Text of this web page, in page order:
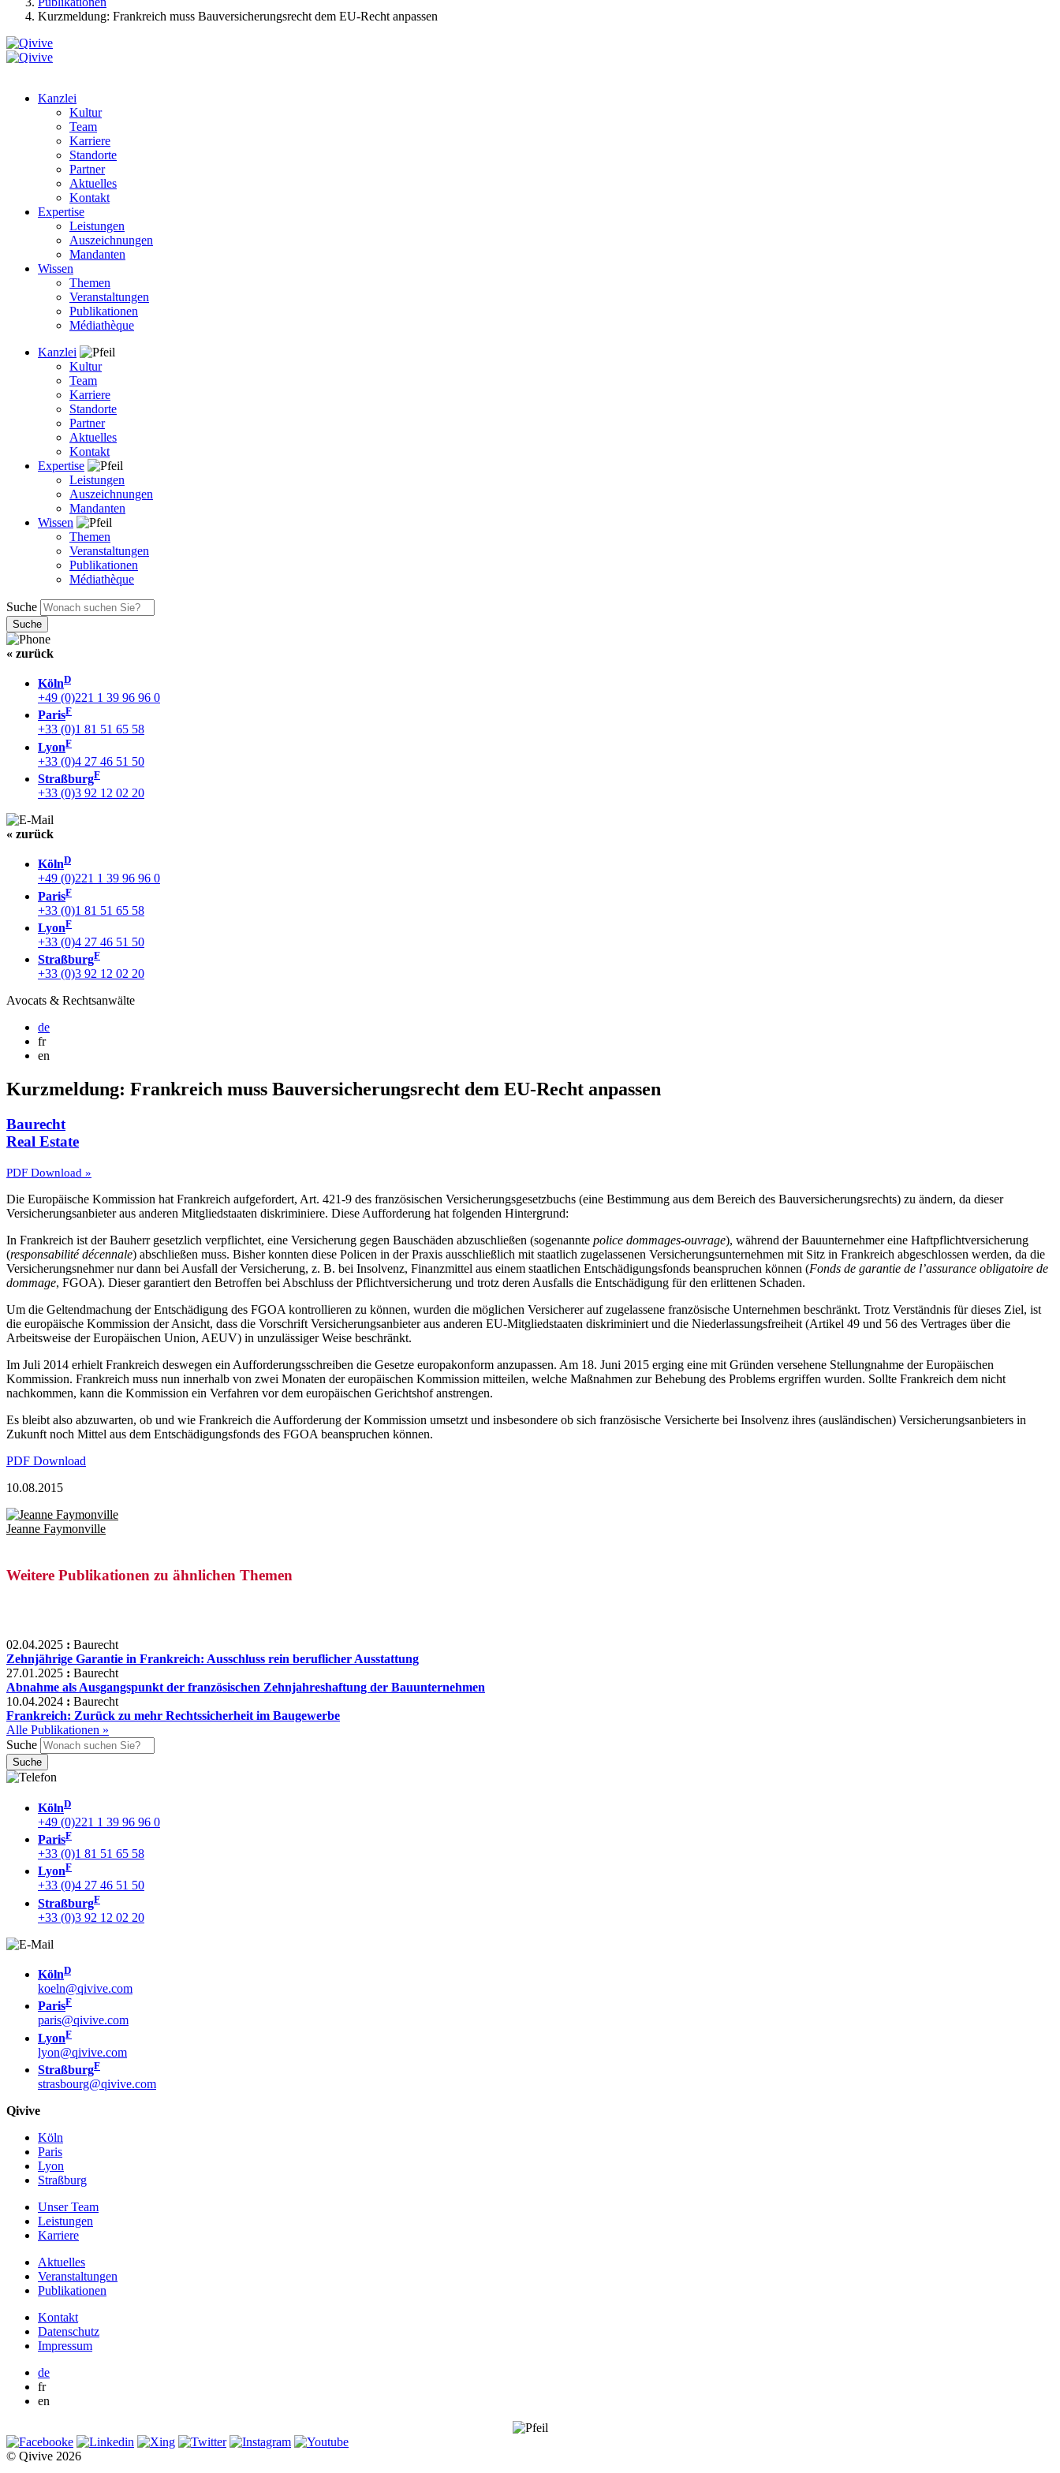
Kurzmeldung: Frankreich muss Bauversicherungsrecht dem EU-Recht anpassen
Kanzlei
Kultur
Team
Karriere
Standorte
Partner
Aktuelles
Kontakt
Expertise
Leistungen
Auszeichnungen
Mandanten
Wissen
Themen
Veranstaltungen
Publikationen
Médiathèque
Kanzlei
Kultur
Team
Karriere
Standorte
Partner
Aktuelles
Kontakt
Expertise
Leistungen
Auszeichnungen
Mandanten
Wissen
Themen
Veranstaltungen
Publikationen
Médiathèque
Suche
« zurück
KölnD
+49 (0)221 1 39 96 96 0
ParisF
+33 (0)1 81 51 65 58
LyonF
+33 (0)4 27 46 51 50
StraßburgF
+33 (0)3 92 12 02 20
« zurück
KölnD
+49 (0)221 1 39 96 96 0
ParisF
+33 (0)1 81 51 65 58
LyonF
+33 (0)4 27 46 51 50
StraßburgF
+33 (0)3 92 12 02 20
Avocats & Rechtsanwälte
de
fr
en
Kurzmeldung: Frankreich muss Bauversicherungsrecht dem EU-Recht anpassen
Baurecht
Real Estate
PDF Download »
Die Europäische Kommission hat Frankreich aufgefordert, Art. 421-9 des französischen Versicherungsgesetzbuchs (eine Bestimmung aus dem Bereich des Bauversicherungsrechts) zu ändern, da dieser
Versicherungsanbieter aus anderen Mitgliedstaaten diskriminiere. Diese Aufforderung hat folgenden Hintergrund:
In Frankreich ist der Bauherr gesetzlich verpflichtet, eine Versicherung gegen Bauschäden abzuschließen (sogenannte police dommages-ouvrage), während der Bauunternehmer eine Haftpflichtversicherung
(responsabilité décennale) abschließen muss. Bisher konnten diese Policen in der Praxis ausschließlich mit staatlich zugelassenen Versicherungsunternehmen mit Sitz in Frankreich abgeschlossen werden, da die
Versicherungsnehmer nur dann bei Ausfall der Versicherung, z. B. bei Insolvenz, Finanzmittel aus einem staatlichen Entschädigungsfonds beanspruchen können (Fonds de garantie de l’assurance obligatoire de
dommage, FGOA). Dieser garantiert den Betroffen bei Abschluss der Pflichtversicherung und trotz deren Ausfalls die Entschädigung für den erlittenen Schaden.
Um die Geltendmachung der Entschädigung des FGOA kontrollieren zu können, wurden die möglichen Versicherer auf zugelassene französische Unternehmen beschränkt. Trotz Verständnis für dieses Ziel, ist
die europäische Kommission der Ansicht, dass die Vorschrift Versicherungsanbieter aus anderen EU-Mitgliedstaaten diskriminiert und die Niederlassungsfreiheit (Artikel 49 und 56 des Vertrages über die
Arbeitsweise der Europäischen Union, AEUV) in unzulässiger Weise beschränkt.
Im Juli 2014 erhielt Frankreich deswegen ein Aufforderungsschreiben die Gesetze europakonform anzupassen. Am 18. Juni 2015 erging eine mit Gründen versehene Stellungnahme der Europäischen
Kommission. Frankreich muss nun innerhalb von zwei Monaten der europäischen Kommission mitteilen, welche Maßnahmen zur Behebung des Problems ergriffen wurden. Sollte Frankreich dem nicht
nachkommen, kann die Kommission ein Verfahren vor dem europäischen Gerichtshof anstrengen.
Es bleibt also abzuwarten, ob und wie Frankreich die Aufforderung der Kommission umsetzt und insbesondere ob sich französische Versicherte bei Insolvenz ihres (ausländischen) Versicherungsanbieters in
Zukunft noch Mittel aus dem Entschädigungsfonds des FGOA beanspruchen können.
PDF Download
10.08.2015
Jeanne Faymonville
Weitere Publikationen zu ähnlichen Themen
02.04.2025 : Baurecht
Zehnjährige Garantie in Frankreich: Ausschluss rein beruflicher Ausstattung
27.01.2025 : Baurecht
Abnahme als Ausgangspunkt der französischen Zehnjahreshaftung der Bauunternehmen
10.04.2024 : Baurecht
Frankreich: Zurück zu mehr Rechtssicherheit im Baugewerbe
Alle Publikationen »
Suche
KölnD
+49 (0)221 1 39 96 96 0
ParisF
+33 (0)1 81 51 65 58
LyonF
+33 (0)4 27 46 51 50
StraßburgF
+33 (0)3 92 12 02 20
KölnD
koeln@qivive.com
ParisF
paris@qivive.com
LyonF
lyon@qivive.com
StraßburgF
strasbourg@qivive.com
Qivive
Köln
Paris
Lyon
Straßburg
Unser Team
Leistungen
Karriere
Aktuelles
Veranstaltungen
Publikationen
Kontakt
Datenschutz
Impressum
de
fr
en
© Qivive 2026